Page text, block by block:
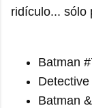
ridículo... sólo
Batman
Batman